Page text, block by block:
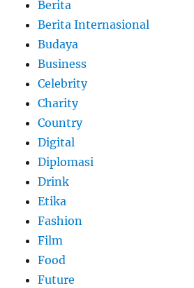
Berita
Berita Internasional
Budaya
Business
Celebrity
Charity
Country
Digital
Diplomasi
Drink
Etika
Fashion
Film
Food
Future